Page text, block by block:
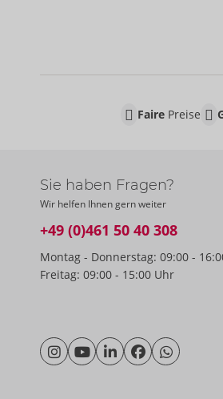
FairePreise
Sie haben Fragen?
Wir helfen Ihnen gern weiter
+49 (0)461 50 40 308
Montag - Donnerstag: 09:00 -
Freitag: 09:00 - 15:00 Uhr